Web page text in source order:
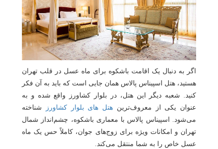
اگر به دنبال یک اقامت باشکوه برای ماه عسل در قلب تهران
هستید، هتل اسپیناس پالاس همان جایی‌ است که باید به آن فکر
کنید. شعبه دیگر این هتل، در بلوار کشاورز واقع شده و به
عنوان یکی از معروف‌ترین هتل های بلوار کشاورز
شناخته
می‌شود. اسپیناس پالاس با معماری باشکوه، چشم‌انداز شمال
تهران و امکانات ویژه برای زوج‌های جوان، کاملاً حس یک ماه
عسل خاص را به شما منتقل می‌کند.